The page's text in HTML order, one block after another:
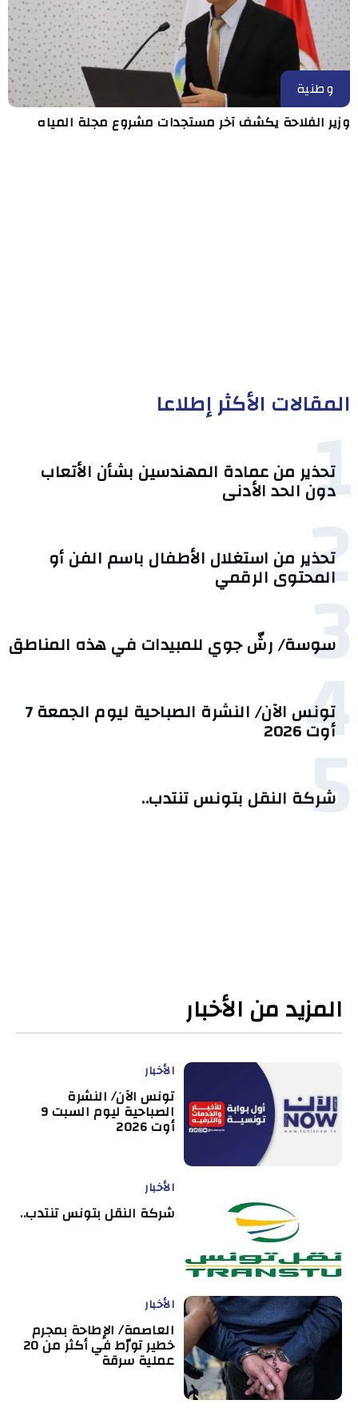
وطنية
وزير الفلاحة يكشف آخر مستجدات مشروع مجلة المياه
المقالات الأكثر إطلاعا
1
تحذير من عمادة المهندسين بشأن الأتعاب
دون الحد الأدنى
2
تحذير من استغلال الأطفال باسم الفن أو
المحتوى الرقمي
3
سوسة/ رشّ جوي للمبيدات في هذه المناطق
4 تونس الآن/ النشرة الصباحية ليوم الجمعة 7
أوت 2026
5
شركة النقل بتونس تنتدب..
المزيد من الأخبار
الأخبار
تونس الآن/ النشرة
الصباحية ليوم السبت 9
أوت 2026
الأخبار
شركة النقل بتونس تنتدب..
الأخبار
العاصمة/ الإطاحة بمجرم
خطير تورّط في أكثر من 20
عملية سرقة